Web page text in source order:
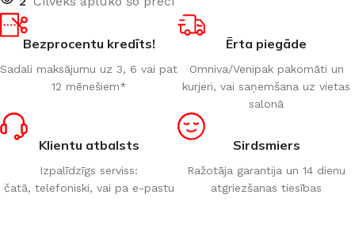
Bezprocentu kredīts!
Sadali maksājumu uz 3, 6 vai pat
12 mēnešiem*
Ērta piegāde
Omniva/Venipak pakomāti un
kurjeri, vai saņemšana uz vietas
salonā
Klientu atbalsts
Izpalīdzīgs serviss:
čatā, telefoniski, vai pa e-pastu
Sirdsmiers
Ražotāja garantija un 14 dienu
atgriezšanas tiesības